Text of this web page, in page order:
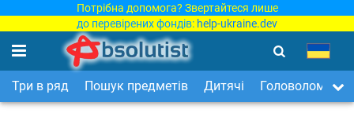
Потрібна допомога? Звертайтеся лише
до перевірених фондів: help-ukraine.dev
Три в ряд Пошук предметів Дитячі Головоломки